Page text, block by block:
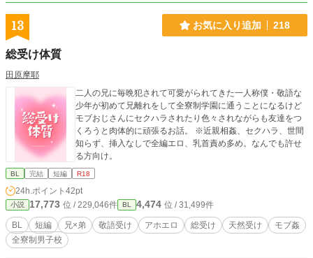
13 お気に入り追加 218
総受け体質
田原摩耶
二人の兄に毎晩犯されて可愛がられてきた一人称僕・敬語な
少年が初めて兄離れをして全寮制学園に通うことになるけど
モブおじさんにセクハラされたり色々されながらも友達をつ
くろうと肉体的に頑張るお話。 ※近親相姦、セクハラ、世間
知らず、挿入なしで全編エロ、乳首責め多め。なんでも許せ
る方向け。
BL 完結 短編 R18
24h.ポイント 42pt
小説 17,773 位 / 229,046件 BL 4,474 位 / 31,499件
BL 短編 兄×弟 敬語受け アホエロ 総受け 天然受け
モブ姦
全寮制男子校